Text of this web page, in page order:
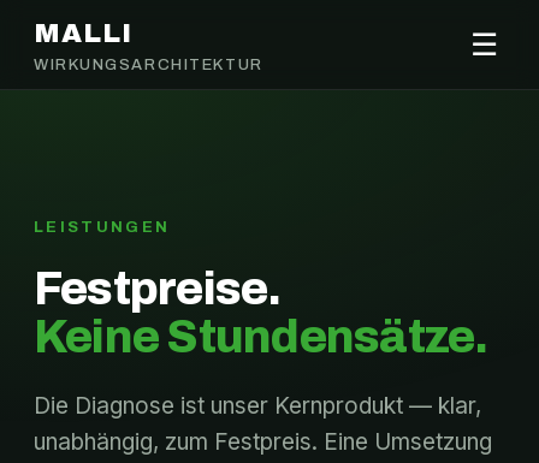
MALLI
WIRKUNGSARCHITEKTUR
☰
LEISTUNGEN
Festpreise.
Keine Stundensätze.
Die Diagnose ist unser Kernprodukt — klar,
unabhängig, zum Festpreis. Eine Umsetzung